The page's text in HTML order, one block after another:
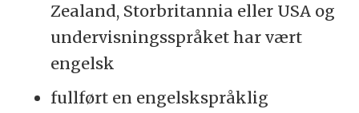
Zealand, Storbritannia eller USA og
undervisningsspråket har vært
engelsk
fullført en engelskspråklig